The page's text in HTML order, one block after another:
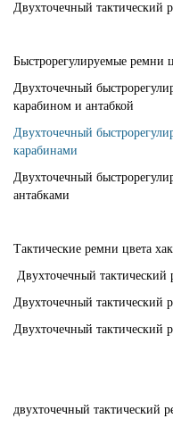
Двухточечный тактический
Быстрорегулируемые ремни
Двухточечный
карабином и антабкой
Двухточечный
карабинами
Двухточечный
антабками
Тактические ремни цвета
Двухточечный тактический
Двухточечный тактический
Двухточечный тактический
двухточечный тактический